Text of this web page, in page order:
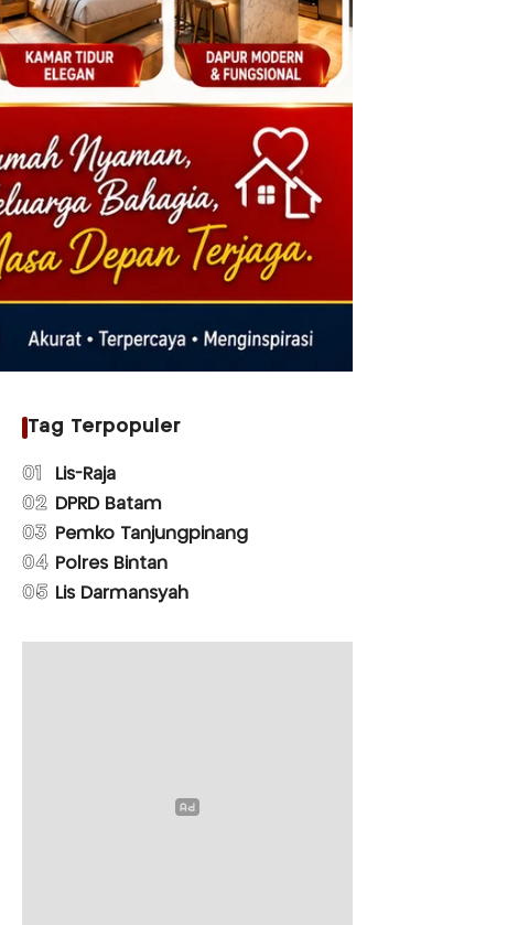
Tag Terpopuler
01 Lis-Raja
02 DPRD Batam
03 Pemko Tanjungpinang
04 Polres Bintan
05 Lis Darmansyah